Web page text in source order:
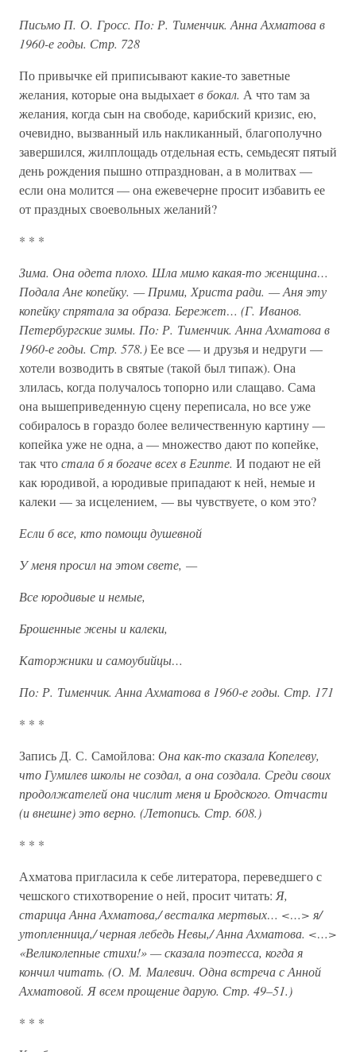
Письмо П. О. Гросс. По: Р. Тименчик. Анна Ахматова в
1960-е годы. Стр. 728
По привычке ей приписывают какие-то заветные
желания, которые она выдыхаетв бокал. А что там за
желания, когда сын на свободе, карибский кризис, ею,
очевидно, вызванный иль накликанный, благополучно
завершился, жилплощадь отдельная есть, семьдесят пятый
день рождения пышно отпразднован, а в молитвах —
если она молится — она ежевечерне просит избавить ее
от праздных своевольных желаний?
* * *
Зима. Она одета плохо. Шла мимо какая-то женщина…
Подала Ане копейку. — Прими, Христа ради. — Аня эту
копейку спрятала за образа. Бережет… (Г. Иванов.
Петербургские зимы. По: Р. Тименчик. Анна Ахматова в
1960-е годы. Стр. 578.)Ее все — и друзья и недруги —
хотели возводить в святые (такой был типаж). Она
злилась, когда получалось топорно или слащаво. Сама
она вышеприведенную сцену переписала, но все уже
собиралось в гораздо более величественную картину —
копейка уже не одна, а — множество дают по копейке,
так чтостала б я богаче всех в Египте. И подают не ей
как юродивой, а юродивые припадают к ней, немые и
калеки — за исцелением, — вы чувствуете, о ком это?
Если б все, кто помощи душевной
У меня просил на этом свете, —
Все юродивые и немые,
Брошенные жены и калеки,
Каторжники и самоубийцы…
По: Р. Тименчик. Анна Ахматова в 1960-е годы. Стр. 171
* * *
Запись Д. С. Самойлова: Она как-то сказала Копелеву,
что Гумилев школы не создал, а она создала. Среди своих
продолжателей она числит меня и Бродского. Отчасти
(и внешне) это верно. (Летопись. Стр. 608.)
* * *
Ахматова пригласила к себе литератора, переведшего с
чешского стихотворение о ней, просит читать: Я,
старица Анна Ахматова,/ весталка мертвых… <…> я/
утопленница,/ черная лебедь Невы,/ Анна Ахматова. <…>
«Великолепные стихи!» — сказала поэтесса, когда я
кончил читать. (О. М. Малевич. Одна встреча с Анной
Ахматовой. Я всем прощение дарую. Стр. 49–51.)
* * *